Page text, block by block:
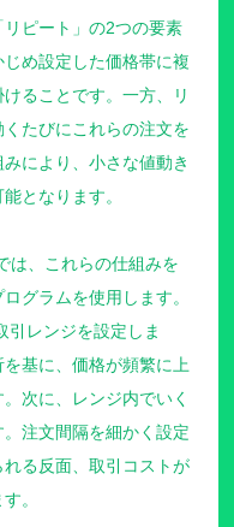
リピート」の2つの要素
め設定した価格帯に複
ることです。一方、リ
たびにこれらの注文を
により、小さな値動き
となります。
は、これらの仕組みを
グラムを使用します。
引レンジを設定しま
基に、価格が頻繁に上
次に、レンジ内でいく
注文間隔を細かく設定
る反面、取引コストが
。